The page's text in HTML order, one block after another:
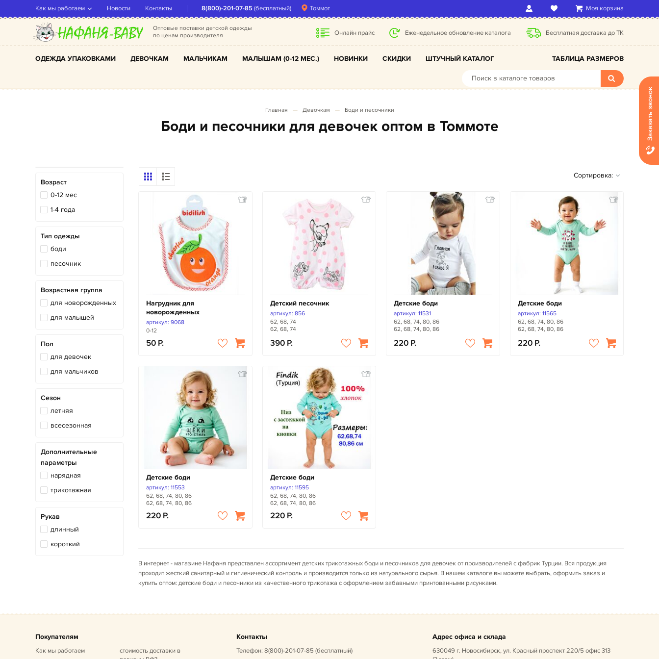
Моя корзина
Оптовые поставки детской одежды
по ценам производителя
Онлайн прайс Еженедельное обновление каталога Бесплатная доставка до ТК
ОДЕЖДА УПАКОВКАМИ ДЕВОЧКАМ МАЛЬЧИКАМ МАЛЫШАМ (0-12 МЕС.) НОВИНКИ СКИДКИ ШТУЧНЫЙ КАТАЛОГ ТАБЛИЦА РАЗМЕРОВ
Томмот
8(800)-201-07-85(бесплатный)
Как мы работаем Новости Контакты
Главная Девочкам Боди и песочники
Боди и песочники для девочек оптом в Томмоте
Возраст
0-12 мес
1-4 года
Тип одежды
боди
песочник
Возрастная группа
для новорожденных
для малышей
Пол
для девочек
для мальчиков
Сезон
летняя
всесезонная
Дополнительные
параметры
нарядная
трикотажная
Рукав
длинный
короткий
Сортировка:
Нагрудник для
новорожденных
артикул: 9068
0-12
50
Детский песочник
артикул: 856
62, 68, 74
62, 68, 74
390
Детские боди
артикул: 11531
62, 68, 74, 80, 86
62, 68, 74, 80, 86
220
Детские боди
артикул: 11565
62, 68, 74, 80, 86
62, 68, 74, 80, 86
220
Детские боди
артикул: 11553
62, 68, 74, 80, 86
62, 68, 74, 80, 86
220
Детские боди
артикул: 11595
62, 68, 74, 80, 86
62, 68, 74, 80, 86
220
В интернет - магазине Нафаня представлен ассортимент детских трикотажных боди и песочников для девочек от производителей с фабрик Турции. Вся продукция
проходит жесткий санитарный и гигиенический контроль и производится только из натурального сырья. В нашем каталоге вы можете выбрать, оформить заказ и
купить оптом: детские боди и песочники из качественного трикотажа с оформлением забавными принтованными рисунками.
Покупателям
Как мы работаем
стоимость доставки в
Контакты
Телефон: 8(800)-201-07-85 (бесплатный)
Адрес офиса и склада
630049 г. Новосибирск, ул. Красный проспект 220/5 офис 313
Заказать звонок